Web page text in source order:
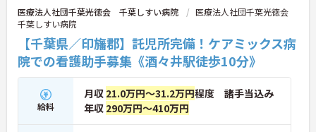
医療法人社団千葉光徳会 千葉しすい病院
医療法人社団千葉光徳会
千葉しすい病院
【千葉県／印旛郡】託児所完備！ケアミックス病
院での看護助手募集《酒々井駅徒歩10分》
給料
月収 21.0万円～31.2万円程度 諸手当込み
年収 290万円～410万円